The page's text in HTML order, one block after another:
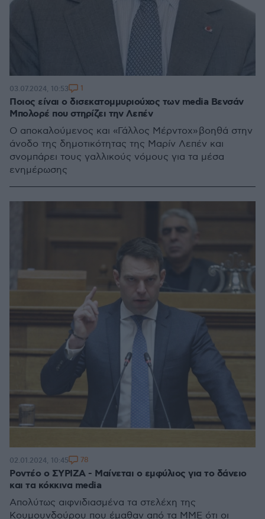
Ποιος είναι ο δισεκατομμυριούχος των media Βενσάν
Μπολορέ που στηρίζει την Λεπέν
O αποκαλούμενος και «Γάλλος Μέρντοχ» βοηθά στην
άνοδο της δημοτικότητας της Μαρίν Λεπέν και
σνομπάρει τους γαλλικούς νόμους για τα μέσα
ενημέρωσης
03.07.2024, 10:53 1
Ροντέο ο ΣΥΡΙΖΑ - Μαίνεται ο εμφύλιος για το δάνειο
και τα κόκκινα media
Απολύτως αιφνιδιασμένα τα στελέχη της
Κουμουνδούρου που έμαθαν από τα ΜΜΕ ότι οι
02.01.2024, 10:45 78